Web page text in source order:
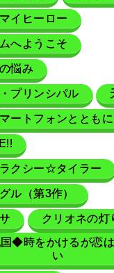
イヒーロー
へようこそ
悩み
プリンシパル
ートフォンとともに
クシー☆タイラー
ル（第3作）
クリオネの灯
◆時をかけるが恋
い